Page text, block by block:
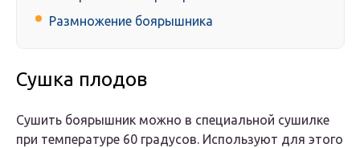
Размножение боярышника
Сушка плодов
Сушить боярышник можно в специальной сушилке
при температуре 60 градусов. Используют для этого